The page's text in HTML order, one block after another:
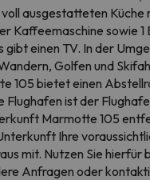
ausgestatteten Küche
Kaffeemaschine sowie
gibt einen TV. In der
Golfen und
105 bietet einen
Flughafen ist der
Marmotte 105
Ihre
mit. Nutzen Sie hierfür
Anfragen oder